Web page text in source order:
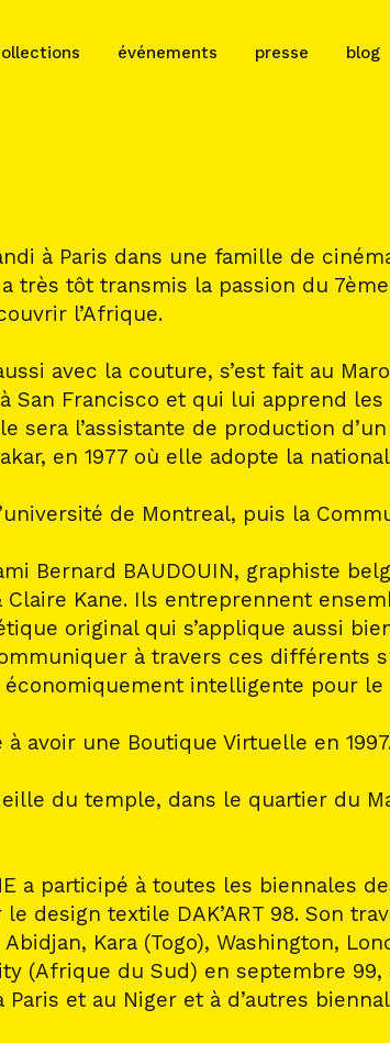
événements presse blog
à Paris dans une famille de
très tôt transmis la passion du
l’Afrique.
avec la couture, s’est fait au
San Francisco et qui lui apprend
sera l’assistante de production
en 1977 où elle adopte la
de Montreal, puis la
Bernard BAUDOUIN, graphiste
Kane. Ils entreprennent
original qui s’applique aussi
à travers ces différents
intelligente pour le
avoir une Boutique Virtuelle en
du temple, dans le quartier du
a participé à toutes les biennales
design textile DAK’ART 98. Son
Kara (Togo), Washington,
(Afrique du Sud) en septembre 99,
et au Niger et à d’autres